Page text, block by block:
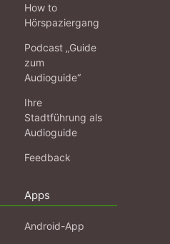
How to
Hörspaziergang
Podcast „Guide
zum
Audioguide“
Ihre
Stadtführung als
Audioguide
Feedback
Apps
Android-App